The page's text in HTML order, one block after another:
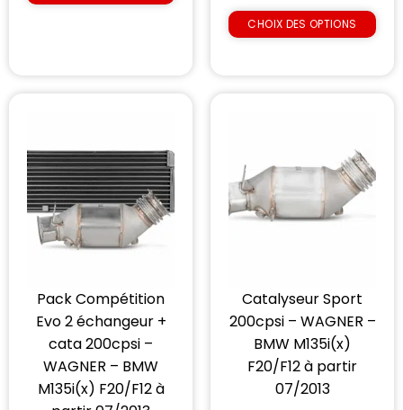
CHOIX DES OPTIONS
Pack Compétition
Evo 2 échangeur +
cata 200cpsi –
WAGNER – BMW
M135i(x) F20/F12 à
Catalyseur Sport
200cpsi – WAGNER –
BMW M135i(x)
F20/F12 à partir
07/2013